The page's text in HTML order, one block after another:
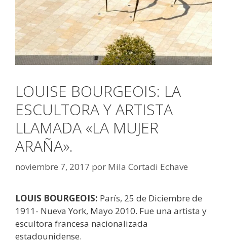
LOUISE BOURGEOIS: LA
ESCULTORA Y ARTISTA
LLAMADA «LA MUJER
ARAÑA».
noviembre 7, 2017 por Mila Cortadi Echave
LOUIS BOURGEOIS: París, 25 de Diciembre de
1911- Nueva York, Mayo 2010. Fue una artista y
escultora francesa nacionalizada
estadounidense.